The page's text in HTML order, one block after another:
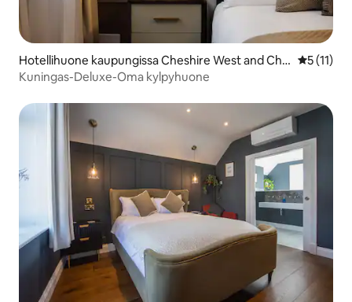
Hotellihuone kaupungissa Cheshire West and Che
ster
5 (11)
Kuningas-Deluxe-Oma kylpyhuone